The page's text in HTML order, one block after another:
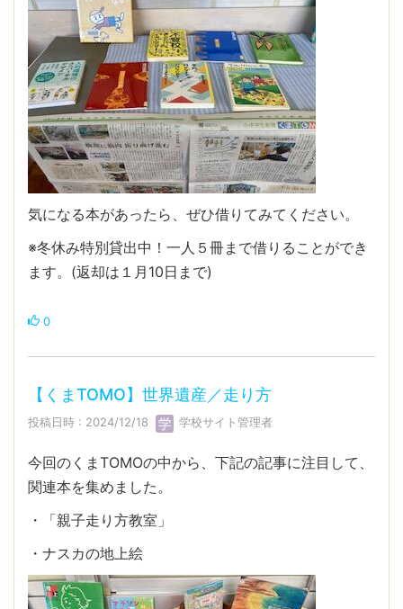
気になる本があったら、ぜひ借りてみてください。
※冬休み特別貸出中！一人５冊まで借りることができ
ます。(返却は１月10日まで)
0
【くまTOMO】世界遺産／走り方
投稿日時 : 2024/12/18 学校サイト管理者
今回のくまTOMOの中から、下記の記事に注目して、
関連本を集めました。
・「親子走り方教室」
・ナスカの地上絵